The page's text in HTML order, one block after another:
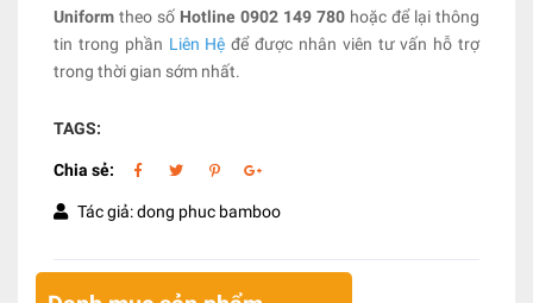
Uniform theo số Hotline 0902 149 780 hoặc để lại thông
tin trong phần Liên Hệ để được nhân viên tư vấn hỗ trợ
trong thời gian sớm nhất.
TAGS:
Chia sẻ:
Tác giả: dong phuc bamboo